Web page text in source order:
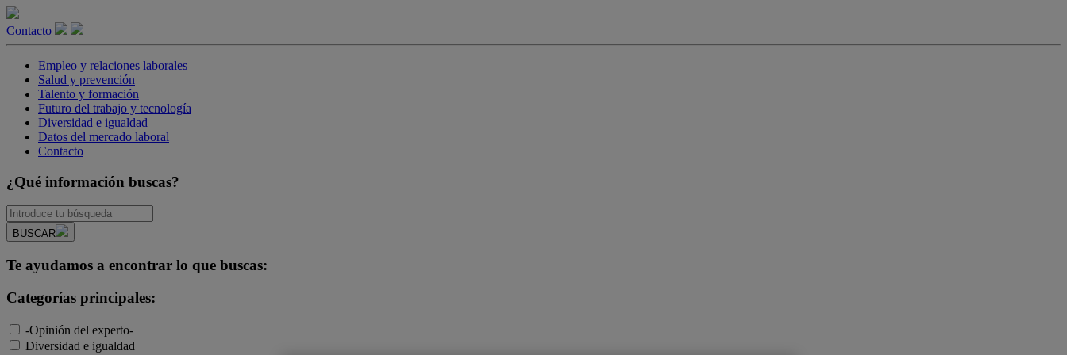
Contacto
Empleo y relaciones laborales
Salud y prevención
Talento y formación
Futuro del trabajo y tecnología
Diversidad e igualdad
Datos del mercado laboral
Contacto
¿Qué información buscas?
BUSCAR
Te ayudamos a encontrar lo que buscas:
Categorías principales:
-Opinión del experto-
Diversidad e igualdad